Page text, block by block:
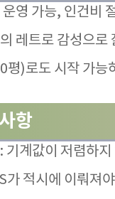
영 가능, 인건비
레트로 감성으로
평)로도 시작 가능
항
기계값이 저렴하
가 적시에 이뤄져